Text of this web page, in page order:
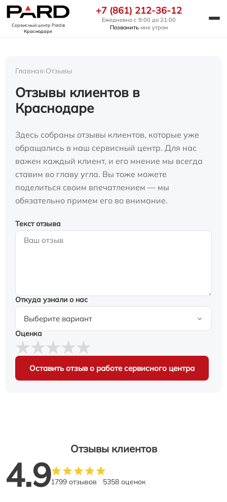
Сервисный центр Pardв
Краснодаре
+7 (861) 212-36-12
Ежедневно с 9:00 до 21:00
Позвонить мне утром
Главная›Отзывы
Отзывы клиентов в
Краснодаре
Здесь собраны отзывы клиентов, которые уже
обращались в наш сервисный центр. Для нас
важен каждый клиент, и его мнение мы всегда
ставим во главу угла. Вы тоже можете
поделиться своим впечатлением — мы
обязательно примем его во внимание.
Текст отзыва
Откуда узнали о нас
Оценка
Оставить отзыв о работе сервисного центра
Отзывы клиентов
4.91799 отзывов 5358 оценок